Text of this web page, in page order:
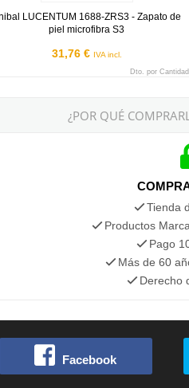
LUCENTUM 1688-ZRS3 - Zapato de
piel microfibra S3
31,76 € IVA incl.
Dto. por Cantidad
¿POR QUÉ
Tienda
Productos
Pago
Más de 60
Derecho
Facebook